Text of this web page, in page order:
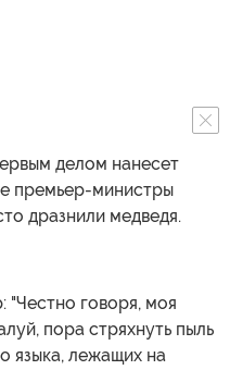
делом нанесет
премьер-министры
дразнили медведя.
"Честно говоря, моя
пора стряхнуть пыль
языка, лежащих на